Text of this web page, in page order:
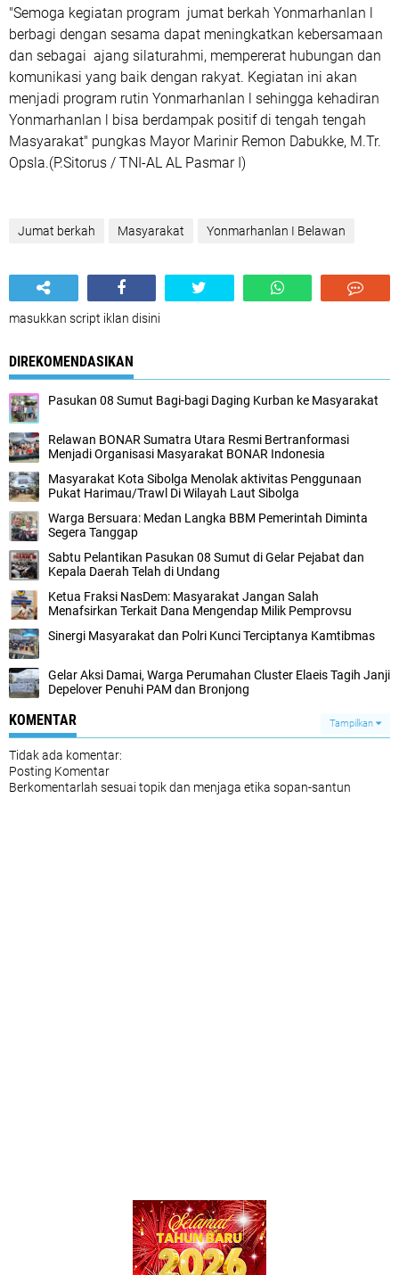
"Semoga kegiatan program jumat berkah Yonmarhanlan l
berbagi dengan sesama dapat meningkatkan kebersamaan
dan sebagai ajang silaturahmi, mempererat hubungan dan
komunikasi yang baik dengan rakyat. Kegiatan ini akan
menjadi program rutin Yonmarhanlan l sehingga kehadiran
Yonmarhanlan l bisa berdampak positif di tengah tengah
Masyarakat" pungkas Mayor Marinir Remon Dabukke, M.Tr.
Opsla.(P.Sitorus / TNI-AL AL Pasmar I)
Jumat berkah Masyarakat Yonmarhanlan I Belawan
masukkan script iklan disini
DIREKOMENDASIKAN
Pasukan 08 Sumut Bagi-bagi Daging Kurban ke Masyarakat
Relawan BONAR Sumatra Utara Resmi Bertranformasi
Menjadi Organisasi Masyarakat BONAR Indonesia
Masyarakat Kota Sibolga Menolak aktivitas Penggunaan
Pukat Harimau/Trawl Di Wilayah Laut Sibolga
Warga Bersuara: Medan Langka BBM Pemerintah Diminta
Segera Tanggap
Sabtu Pelantikan Pasukan 08 Sumut di Gelar Pejabat dan
Kepala Daerah Telah di Undang
Ketua Fraksi NasDem: Masyarakat Jangan Salah
Menafsirkan Terkait Dana Mengendap Milik Pemprovsu
Sinergi Masyarakat dan Polri Kunci Terciptanya Kamtibmas
Gelar Aksi Damai, Warga Perumahan Cluster Elaeis Tagih Janji
Depelover Penuhi PAM dan Bronjong
KOMENTAR Tampilkan
Tidak ada komentar:
Posting Komentar
Berkomentarlah sesuai topik dan menjaga etika sopan-santun